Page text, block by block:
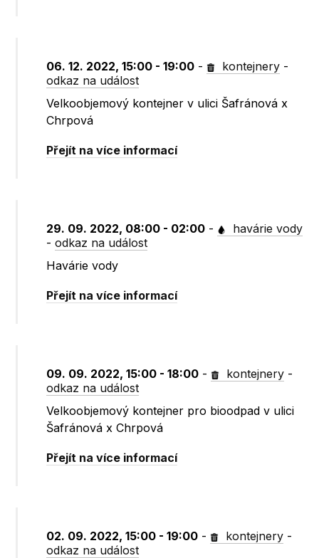
06. 12. 2022, 15:00 - 19:00 - kontejnery -
odkaz na událost
Velkoobjemový kontejner v ulici Šafránová x
Chrpová
Přejít na více informací
29. 09. 2022, 08:00 - 02:00 -
havárie vody
-odkaz na událost
Havárie vody
Přejít na více informací
09. 09. 2022, 15:00 - 18:00 - kontejnery -
odkaz na událost
Velkoobjemový kontejner pro bioodpad v ulici
Šafránová x Chrpová
Přejít na více informací
02. 09. 2022, 15:00 - 19:00 - kontejnery -
odkaz na událost